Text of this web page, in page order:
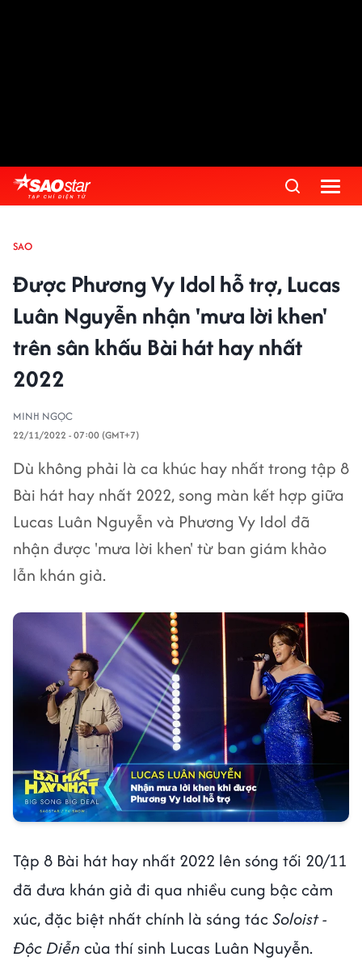
SAO
Được Phương Vy Idol hỗ trợ, Lucas
Luân Nguyễn nhận 'mưa lời khen'
trên sân khấu Bài hát hay nhất
2022
MINH NGỌC
22/11/2022 - 07:00 (GMT+7)
Dù không phải là ca khúc hay nhất trong tập 8
Bài hát hay nhất 2022, song màn kết hợp giữa
Lucas Luân Nguyễn và Phương Vy Idol đã
nhận được 'mưa lời khen' từ ban giám khảo
lẫn khán giả.
Tập 8 Bài hát hay nhất 2022 lên sóng tối 20/11
đã đưa khán giả đi qua nhiều cung bậc cảm
xúc, đặc biệt nhất chính là sáng tác Soloist -
Độc Diễn của thí sinh Lucas Luân Nguyễn.